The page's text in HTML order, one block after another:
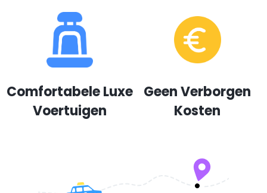
Comfortabele Luxe
Voertuigen
Geen Verborgen
Kosten